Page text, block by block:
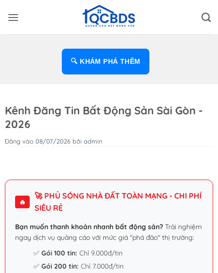
qua
🔍 KHÁM PHÁ THÊM
Kênh Đăng Tin Bất Động Sản Sài Gòn -
2026
Đăng vào 08/07/2026 bởi admin
🔥
🚀 PHỦ SÓNG NHÀ ĐẤT TOÀN MẠNG - CHI PHÍ
SIÊU RẺ
Bạn muốn thanh khoản nhanh bất động sản? Trải nghiệm
ngay dịch vụ quảng cáo với mức giá "phá đảo" thị trường:
✅Gói 100 tin: Chỉ 9.000đ/tin
✅Gói 200 tin: Chỉ 7.000đ/tin